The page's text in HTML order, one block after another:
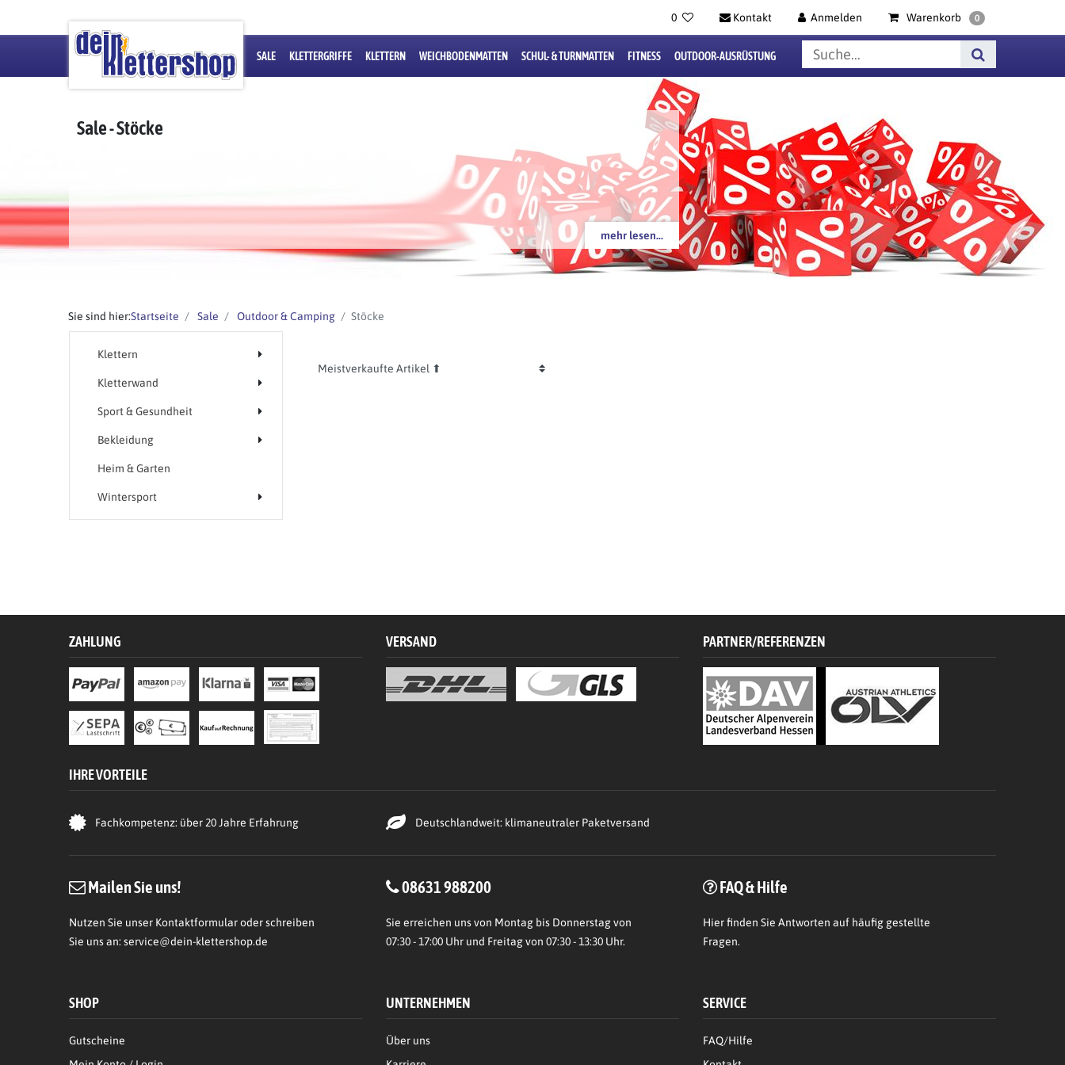
0 Kontakt Anmelden Warenkorb 0
SALE KLETTERGRIFFE KLETTERN WEICHBODENMATTEN SCHUL- & TURNMATTEN FITNESS OUTDOOR-AUSRÜSTUNG
Sale - Stöcke
mehr lesen...
Sie sind hier:Startseite Sale Outdoor & Camping Stöcke
Klettern
Kletterwand
Sport & Gesundheit
Bekleidung
Heim & Garten
Wintersport
ZAHLUNG VERSAND PARTNER/REFERENZEN
IHRE VORTEILE
Fachkompetenz: über 20 Jahre Erfahrung Deutschlandweit: klimaneutraler Paketversand
Mailen Sie uns!
Nutzen Sie unser Kontaktformular oder schreiben
Sie uns an: service@dein-klettershop.de
08631 988200
Sie erreichen uns von Montag bis Donnerstag von
07:30 - 17:00 Uhr und Freitag von 07:30 - 13:30 Uhr.
FAQ & Hilfe
Hierfinden Sie Antworten auf häufig gestellte
Fragen.
SHOP
Gutscheine
UNTERNEHMEN
Über uns
SERVICE
FAQ/Hilfe